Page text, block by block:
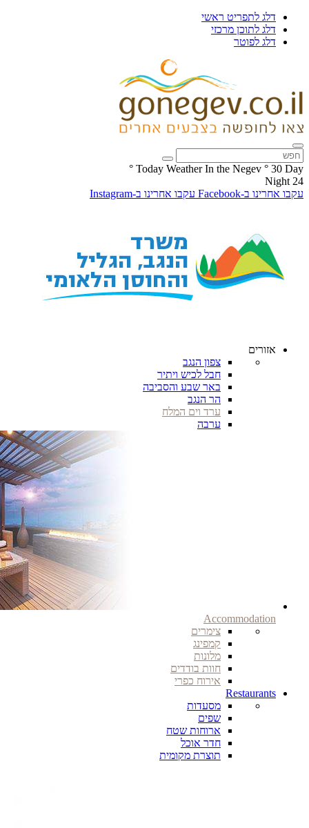
דלג לתפריט ראשי
דלג לתוכן מרכזי
דלג לפוטר
Today Weather In the Negev ° 30 Day
°
24
Night
עקבו אחרינו ב-Facebook
עקבו אחרינו ב-Instagram
אזורים
צפון הנגב
חבל לכיש ויתיר
באר שבע והסביבה
הר הנגב
ערד וים המלח
ערבה
Accommodation
צימרים
קמפינג
מלונות
חוות בודדים
אירוח כפרי
Restaurants
מסעדות
שפים
ארוחות שטח
חדר אוכל
תוצרת מקומית